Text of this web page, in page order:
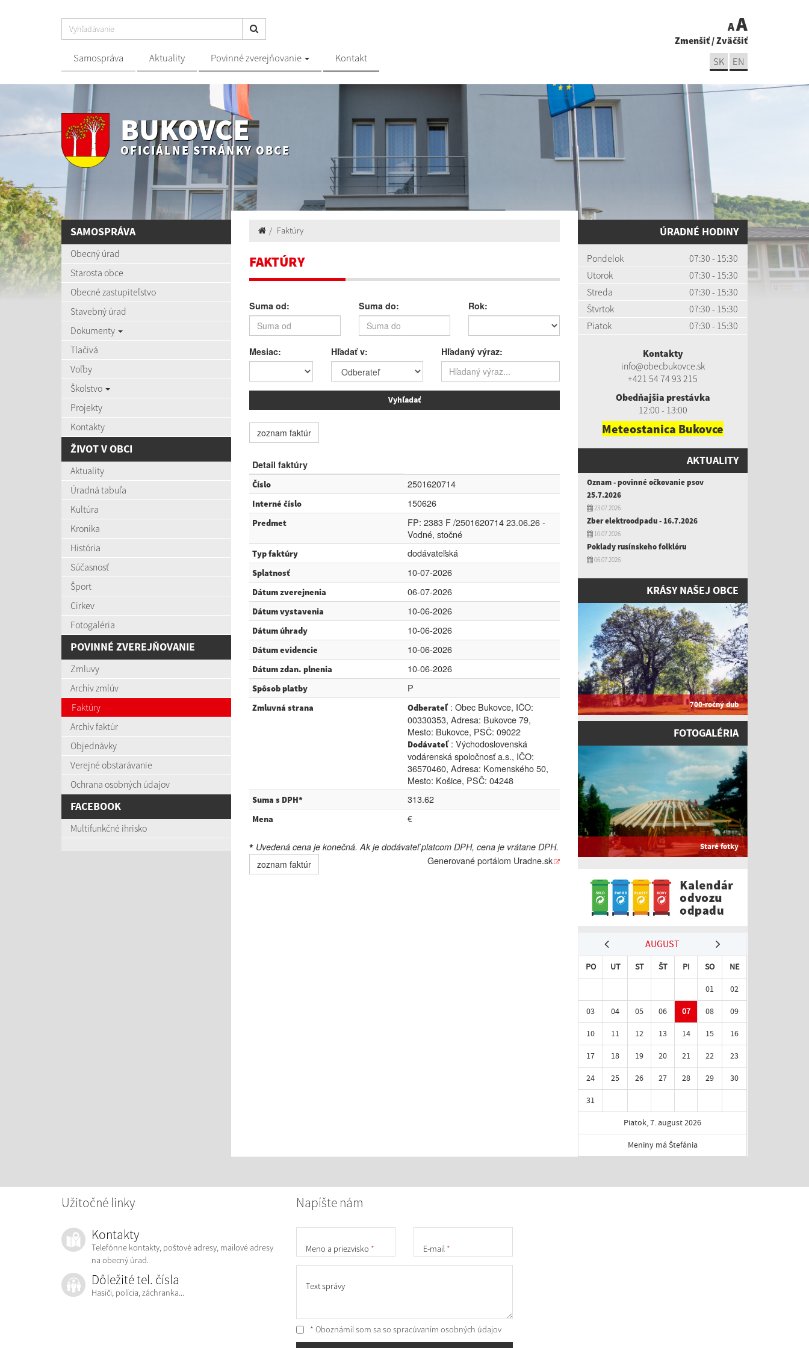
Samospráva Aktuality Povinné zverejňovanie Kontakt
AA
Zmenšiť/Zväčšiť
SK EN
BUKOVCE
OFICIÁLNE STRÁNKY OBCE
SAMOSPRÁVA
Obecný úrad
Starosta obce
Obecné zastupiteľstvo
Stavebný úrad
Dokumenty
Tlačivá
Voľby
Školstvo
Projekty
Kontakty
ŽIVOT V OBCI
Aktuality
Úradná tabuľa
Kultúra
Kronika
História
Súčasnosť
Šport
Cirkev
Fotogaléria
POVINNÉ ZVEREJŇOVANIE
Zmluvy
Archív zmlúv
Faktúry
Archív faktúr
Objednávky
Verejné obstarávanie
Ochrana osobných údajov
FACEBOOK
Multifunkčné ihrisko
Faktúry
FAKTÚRY
Suma od: Suma do: Rok:
Mesiac: Hľadať v: Hľadaný výraz:
zoznam faktúr
Detail faktúry
Číslo 2501620714
Interné číslo 150626
Predmet
FP: 2383 F /2501620714 23.06.26 -
Vodné, stočné
Typ faktúry dodávateľská
Splatnosť 10-07-2026
Dátum zverejnenia 06-07-2026
Dátum vystavenia 10-06-2026
Dátum úhrady 10-06-2026
Dátum evidencie 10-06-2026
Dátum zdan. plnenia 10-06-2026
Spôsob platby P
Zmluvná strana Odberateľ: Obec Bukovce, IČO:
00330353, Adresa: Bukovce 79,
Mesto: Bukovce, PSČ: 09022
Dodávateľ: Východoslovenská
vodárenská spoločnosť a.s., IČO:
36570460, Adresa: Komenského 50,
Mesto: Košice, PSČ: 04248
Suma s DPH* 313.62
Mena €
*Uvedená cena je konečná. Ak je dodávateľ platcom DPH, cena je vrátane DPH.
zoznam faktúr
Generované portálom Uradne.sk
ÚRADNÉ HODINY
Pondelok
07:30 - 15:30
Utorok
07:30 - 15:30
Streda
07:30 - 15:30
Štvrtok
07:30 - 15:30
Piatok
07:30 - 15:30
Kontakty
info@obecbukovce.sk
+421 54 74 93 215
Obedňajšia prestávka
12:00 - 13:00
Meteostanica Bukovce
AKTUALITY
Oznam - povinné očkovanie psov
25.7.2026
23.07.2026
Zber elektroodpadu - 16.7.2026
10.07.2026
Poklady rusínskeho folklóru
06.07.2026
KRÁSY NAŠEJ OBCE
700-ročný dub
FOTOGALÉRIA
Staré fotky
AUGUST
PO UT ST ŠT PI SO
NE
01
02
03
04 05 06 07 08
09
10
11 12 13 14 15
16
17
18 19 20 21 22
23
24
25 26 27 28 29
30
31
Piatok, 7. august 2026
Meniny má Štefánia
Napíšte nám
Meno a priezvisko * E-mail *
Text správy
* Oboznámil som sa so spracúvaním osobných údajov
Užitočné linky
Kontakty
Telefónne kontakty, poštové adresy, mailové adresy
na obecný úrad.
Dôležité tel. čísla
Hasiči, polícia, záchranka...